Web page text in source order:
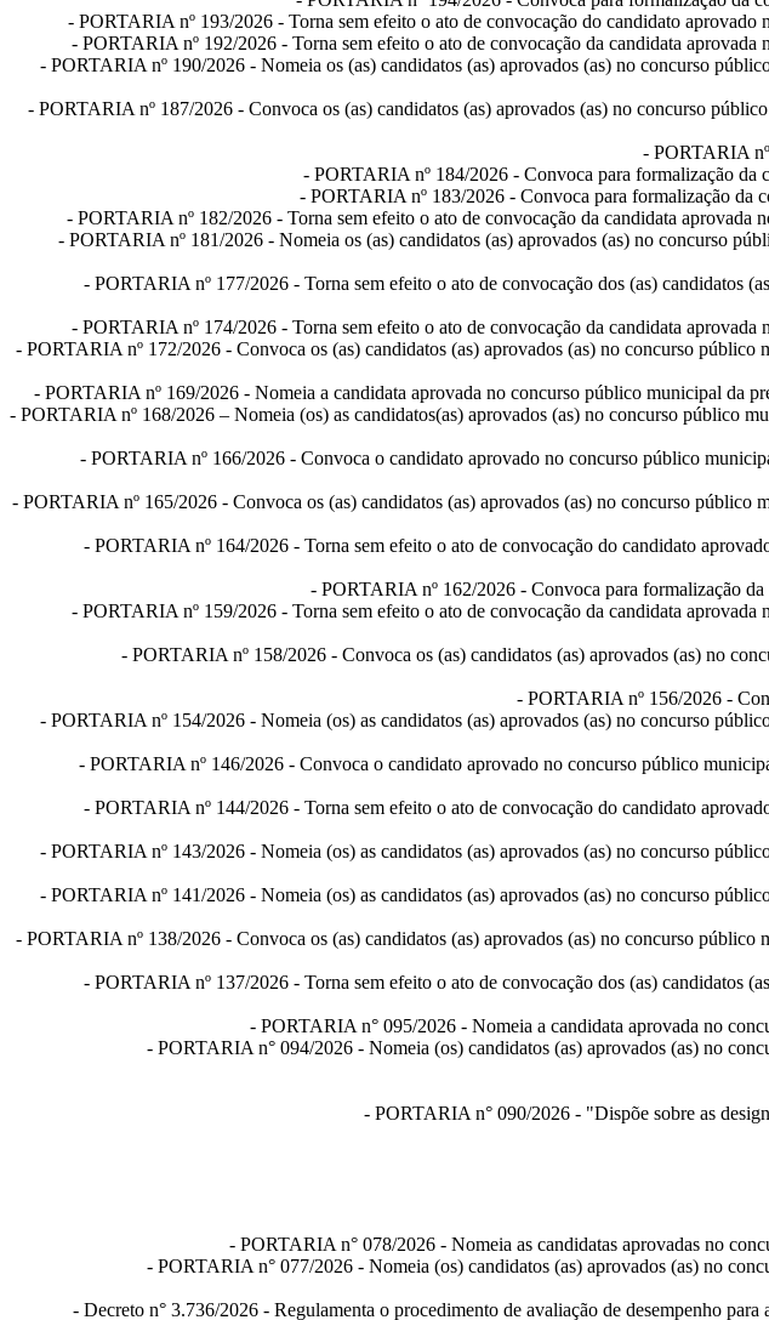
- PORTARIA nº 193/2026 - Torna sem efeito o ato de convocação do candidato
- PORTARIA nº 192/2026 - Torna sem efeito o ato de convocação da candidata
- PORTARIA nº 190/2026 - Nomeia os (as) candidatos (as) aprovados (as) no concurso
- PORTARIA nº 187/2026 - Convoca os (as) candidatos (as) aprovados (as) no concurso
- PORTARIA
- PORTARIA nº 184/2026 - Convoca para formalização da
- PORTARIA nº 183/2026 - Convoca para formalização da
- PORTARIA nº 182/2026 - Torna sem efeito o ato de convocação da candidata
- PORTARIA nº 181/2026 - Nomeia os (as) candidatos (as) aprovados (as) no concurso
- PORTARIA nº 177/2026 - Torna sem efeito o ato de convocação dos (as) candidatos
- PORTARIA nº 174/2026 - Torna sem efeito o ato de convocação da candidata
- PORTARIA nº 172/2026 - Convoca os (as) candidatos (as) aprovados (as) no concurso
- PORTARIA nº 169/2026 - Nomeia a candidata aprovada no concurso público municipal da
- PORTARIA nº 168/2026 – Nomeia (os) as candidatos(as) aprovados (as) no concurso público
- PORTARIA nº 166/2026 - Convoca o candidato aprovado no concurso público
- PORTARIA nº 165/2026 - Convoca os (as) candidatos (as) aprovados (as) no concurso
- PORTARIA nº 164/2026 - Torna sem efeito o ato de convocação do candidato
- PORTARIA nº 162/2026 - Convoca para formalização
- PORTARIA nº 159/2026 - Torna sem efeito o ato de convocação da candidata
- PORTARIA nº 158/2026 - Convoca os (as) candidatos (as) aprovados (as) no
- PORTARIA nº 156/2026 -
- PORTARIA nº 154/2026 - Nomeia (os) as candidatos (as) aprovados (as) no concurso
- PORTARIA nº 146/2026 - Convoca o candidato aprovado no concurso público
- PORTARIA nº 144/2026 - Torna sem efeito o ato de convocação do candidato
- PORTARIA nº 143/2026 - Nomeia (os) as candidatos (as) aprovados (as) no concurso
- PORTARIA nº 141/2026 - Nomeia (os) as candidatos (as) aprovados (as) no concurso
- PORTARIA nº 138/2026 - Convoca os (as) candidatos (as) aprovados (as) no concurso
- PORTARIA nº 137/2026 - Torna sem efeito o ato de convocação dos (as) candidatos
- PORTARIA n° 095/2026 - Nomeia a candidata aprovada no
- PORTARIA n° 094/2026 - Nomeia (os) candidatos (as) aprovados (as) no
- PORTARIA n° 090/2026 - "Dispõe sobre as
- PORTARIA n° 078/2026 - Nomeia as candidatas aprovadas no
- PORTARIA n° 077/2026 - Nomeia (os) candidatos (as) aprovados (as) no
- Decreto n° 3.736/2026 - Regulamenta o procedimento de avaliação de desempenho